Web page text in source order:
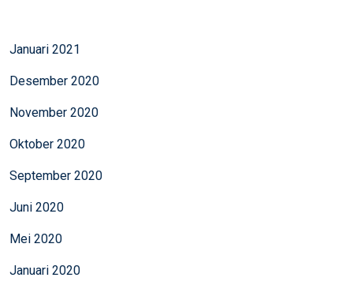
Januari 2021
Desember 2020
November 2020
Oktober 2020
September 2020
Juni 2020
Mei 2020
Januari 2020